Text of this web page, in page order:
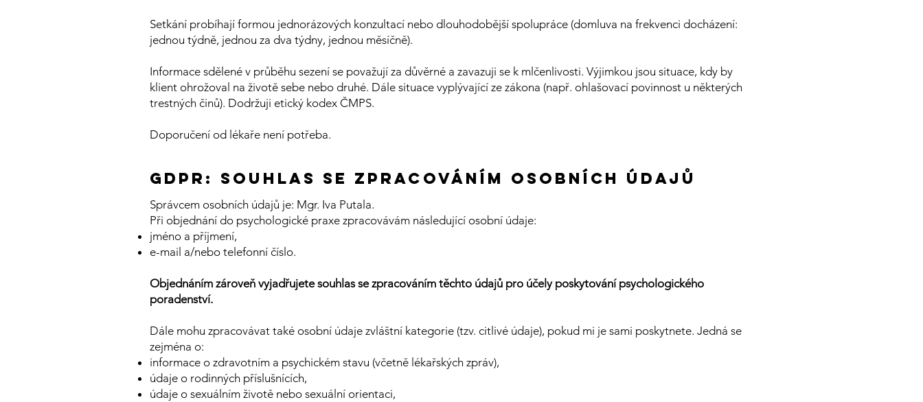
Setkání probíhají formou jednorázových konzultací nebo dlouhodobější spolupráce (domluva na frekvenci docházení:
jednou týdně, jednou za dva týdny, jednou měsíčně).
Informace sdělené v průběhu sezení se považují za důvěrné a zavazuji se k mlčenlivosti. Výjimkou jsou situace, kdy by
klient ohrožoval na životě sebe nebo druhé. Dále situace vyplývající ze zákona (např. ohlašovací povinnost u některých
trestných činů). Dodržuji etický kodex ČMPS.​
Doporučení od lékaře není potřeba.
gdpr: Souhlas se zpracováním osobních údajů
Správcem osobních údajů je: Mgr. Iva Putala.
Při objednání do psychologické praxe zpracovávám následující osobní údaje:
jméno a příjmení,
e-mail a/nebo telefonní číslo.
Objednáním zároveň vyjadřujete souhlas se zpracováním těchto údajů pro účely poskytování psychologického
poradenství.
Dále mohu zpracovávat také osobní údaje zvláštní kategorie (tzv. citlivé údaje), pokud mi je sami poskytnete. Jedná se
zejména o:
informace o zdravotním a psychickém stavu (včetně lékařských zpráv),
údaje o rodinných příslušnících,
údaje o sexuálním životě nebo sexuální orientaci,